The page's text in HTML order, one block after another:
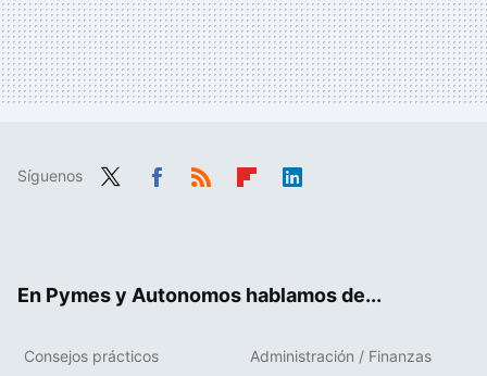
Síguenos
En Pymes y Autonomos hablamos de...
Consejos prácticos Administración / Finanzas